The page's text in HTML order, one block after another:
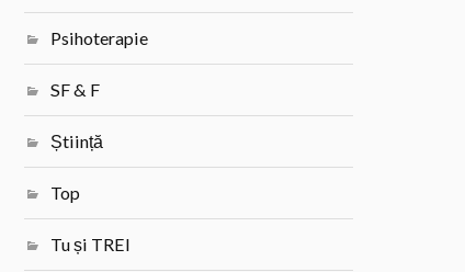
Psihoterapie
SF & F
Știință
Top
Tu și TREI